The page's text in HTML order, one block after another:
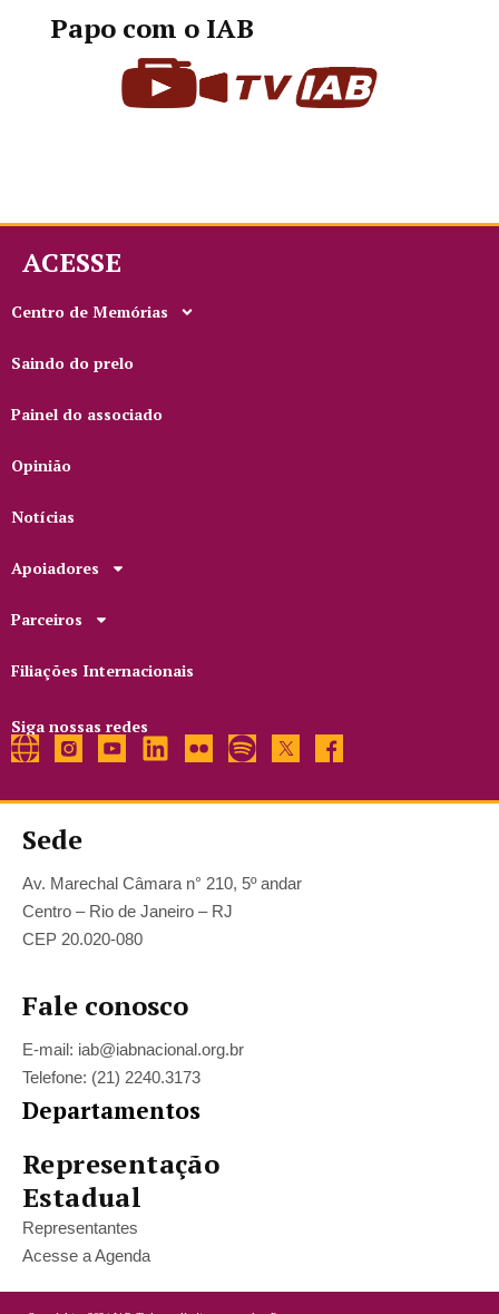
Papo com o IAB
ACESSE
Centro de Memórias
Saindo do prelo
Painel do associado
Opinião
Notícias
Apoiadores
Parceiros
Filiações Internacionais
Siga nossas redes
Sede
Av. Marechal Câmara n° 210, 5º andar
Centro – Rio de Janeiro – RJ
CEP 20.020-080
Fale conosco
E-mail: iab@iabnacional.org.br
Telefone: (21) 2240.3173
Departamentos
Representação
Estadual
Representantes
Acesse a Agenda